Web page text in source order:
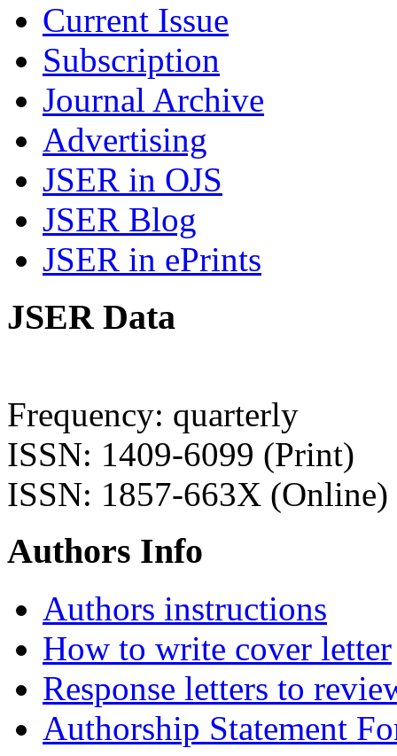
Current Issue
Subscription
Journal Archive
Advertising
JSER in OJS
JSER Blog
JSER in ePrints
JSER Data
Frequency: quarterly
ISSN: 1409-6099 (Print)
ISSN: 1857-663X (Online)
Authors Info
Authors instructions
How to write cover letter
Response letters to
Authorship Statement